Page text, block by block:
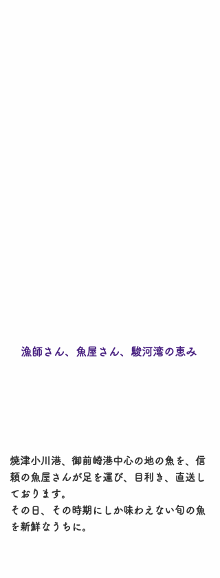
​漁師さん、魚屋さん、駿河湾の恵み
​焼津小川港、御前崎港中心の地の魚を、信
頼の魚屋さんが足を運び、目利き、直送し
ております。
その日、その時期にしか味わえない旬の魚
を新鮮なうちに。